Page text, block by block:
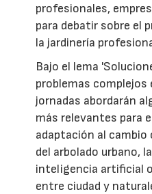
profesionales,
para debatir sobre el
la jardinería
Bajo el lema
problemas complejos
jornadas abordarán
más relevantes para
adaptación al
del arbolado urbano,
inteligencia artificial
entre ciudad y